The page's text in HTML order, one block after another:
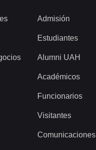
Admisión
Estudiantes
Alumni UAH
Académicos
Funcionarios
Visitantes
Comunicaciones